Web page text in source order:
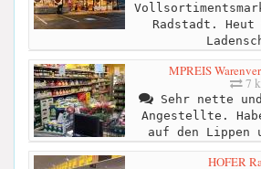
Radstadt.
MPREIS
7
Sehr nette und
Angestellte.
auf den Lippen
HOFER